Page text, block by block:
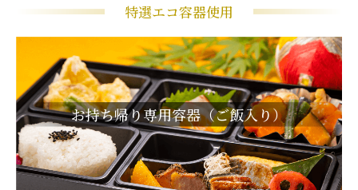
特選エコ容器使用
お持ち帰り専用容器（ご飯入り）